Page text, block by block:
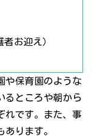
お迎え）
や保育園のような
るところや朝から
れです。また、事
ります。